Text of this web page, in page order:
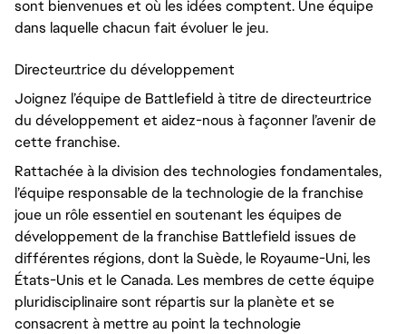
sont bienvenues et où les idées comptent. Une équipe
dans laquelle chacun fait évoluer le jeu.
Directeur.trice du développement
Joignez l’équipe de Battlefield à titre de directeur.trice
du développement et aidez-nous à façonner l’avenir de
cette franchise.
Rattachée à la division des technologies fondamentales,
l’équipe responsable de la technologie de la franchise
joue un rôle essentiel en soutenant les équipes de
développement de la franchise Battlefield issues de
différentes régions, dont la Suède, le Royaume-Uni, les
États-Unis et le Canada. Les membres de cette équipe
pluridisciplinaire sont répartis sur la planète et se
consacrent à mettre au point la technologie